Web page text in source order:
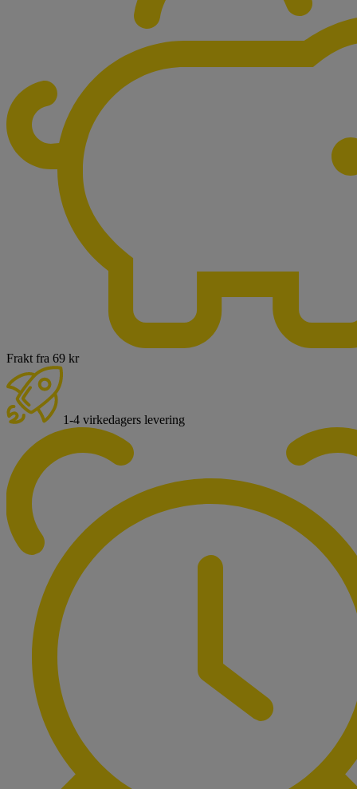
Frakt fra 69 kr
1-4 virkedagers levering